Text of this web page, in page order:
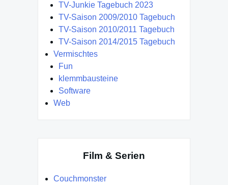
TV-Junkie Tagebuch 2023
TV-Saison 2009/2010 Tagebuch
TV-Saison 2010/2011 Tagebuch
TV-Saison 2014/2015 Tagebuch
Vermischtes
Fun
klemmbausteine
Software
Web
Film & Serien
Couchmonster